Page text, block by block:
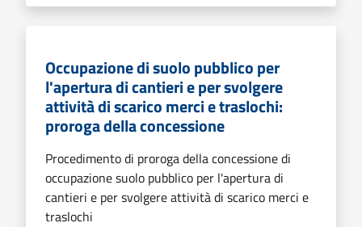
Occupazione di suolo pubblico per
l'apertura di cantieri e per svolgere
attività di scarico merci e traslochi:
proroga della concessione
Procedimento di proroga della concessione di
occupazione suolo pubblico per l'apertura di
cantieri e per svolgere attività di scarico merci e
traslochi